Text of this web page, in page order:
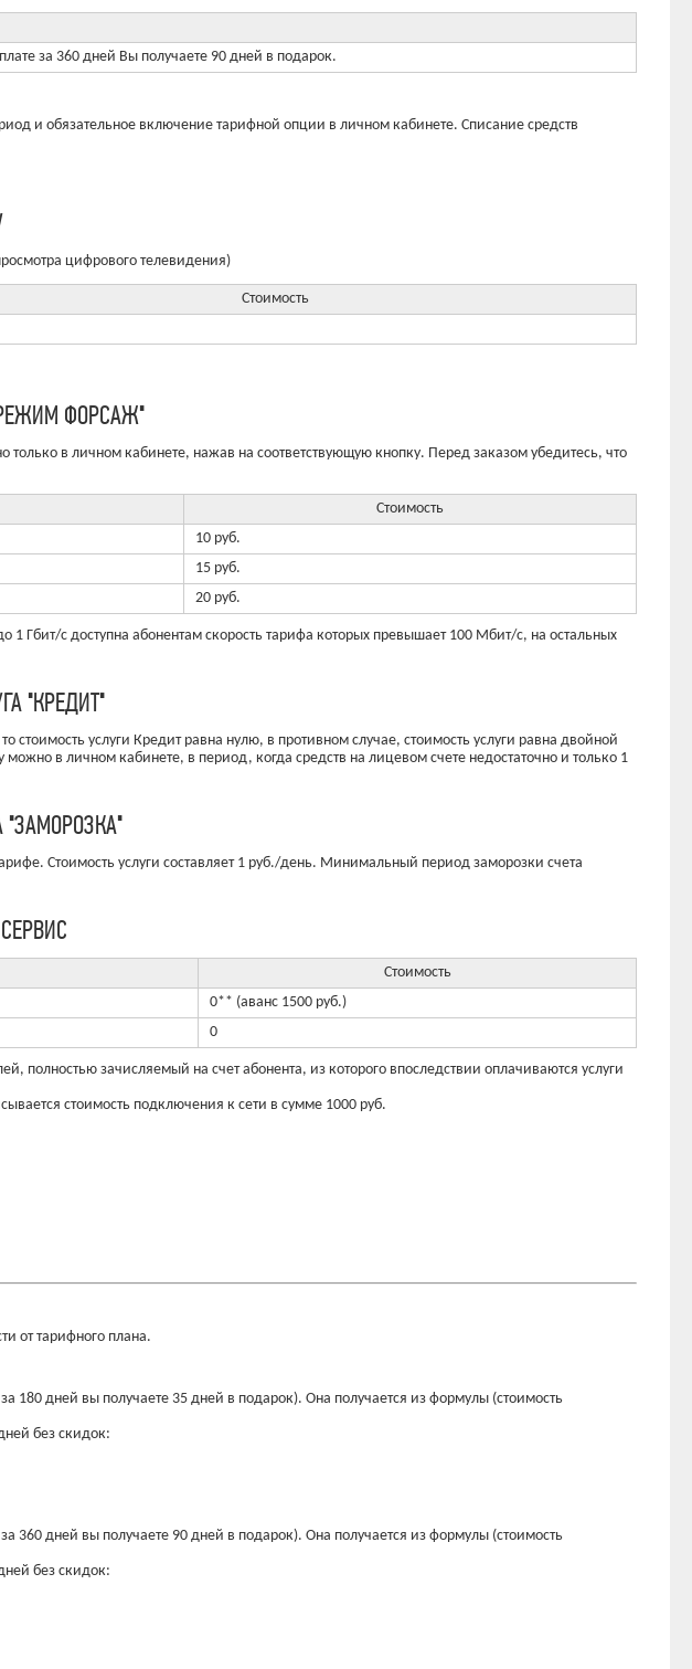
за 360 дней Вы получаете 90 дней в подарок.
и обязательное включение тарифной опции в личном кабинете. Списание средств
цифрового телевидения)
Стоимость
ФОРСАЖ"
только в личном кабинете, нажав на соответствующую кнопку. Перед заказом убедитесь, что
Стоимость
10 руб.
15 руб.
20 руб.
Гбит/с доступна абонентам скорость тарифа которых превышает 100 Мбит/с, на остальных
"КРЕДИТ"
стоимость услуги Кредит равна нулю, в противном случае, стоимость услуги равна двойной
в личном кабинете, в период, когда средств на лицевом счете недостаточно и только 1
"ЗАМОРОЗКА"
Стоимость услуги составляет 1 руб./день. Минимальный период заморозки счета
Стоимость
0** (аванс 1500 руб.)
0
зачисляемый на счет абонента, из которого впоследствии оплачиваются услуги
стоимость подключения к сети в сумме 1000 руб.
от тарифного плана.
180 дней вы получаете 35 дней в подарок). Она получается из формулы (стоимость
без скидок:
360 дней вы получаете 90 дней в подарок). Она получается из формулы (стоимость
без скидок: